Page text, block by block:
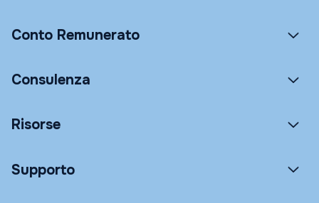
Conto Remunerato
Consulenza
Risorse
Supporto